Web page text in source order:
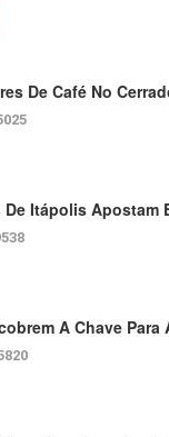
De Café No
De Itápolis Apostam
A Chave Para